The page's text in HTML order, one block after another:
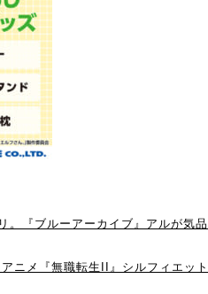
。『ブルーアーカイブ』アルが気
ニメ『無職転生II』シルフィエッ